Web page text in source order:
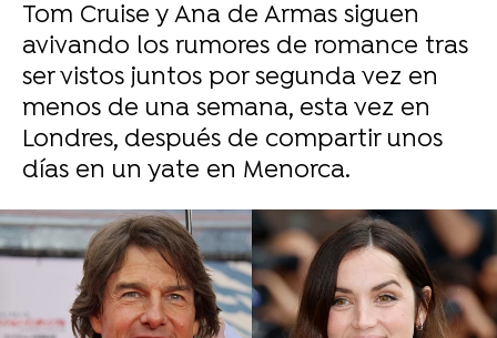
Tom Cruise y Ana de Armas siguen
avivando los rumores de romance tras
ser vistos juntos por segunda vez en
menos de una semana, esta vez en
Londres, después de compartir unos
días en un yate en Menorca.
Gtres
La relación de Ana de Armas y Tom Cruise,
cada vez más estrecha tras confirmarse su
soltería: "Es un mentor increíble"